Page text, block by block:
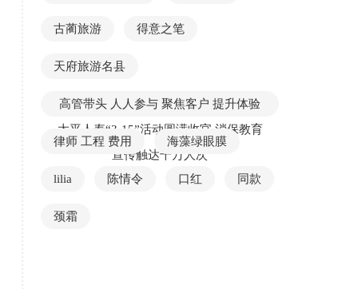
古蔺旅游 得意之笔
天府旅游名县
高管带头 人人参与 聚焦客户 提升体验
太平人寿“3·15”活动圆满收官 消保教育
宣传触达千万人次
律师 工程 费用 海藻绿眼膜
lilia 陈情令 口红 同款
颈霜